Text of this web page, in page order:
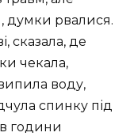
думки рвалися.
сказала, де
чекала,
воду,
спинку під
години